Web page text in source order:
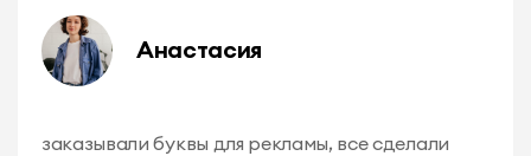
Анастасия
заказывали буквы для рекламы, все сделали